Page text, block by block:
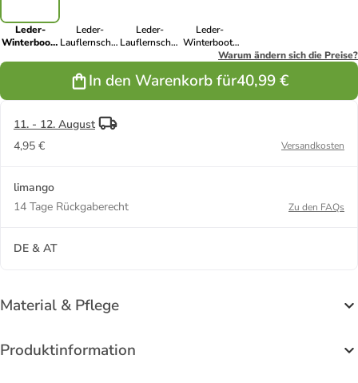
Leder-
Winterboots
Leder-
Lauflernschuhe
Leder-
Lauflernschuhe
Leder-
Winterboots
"Nico" inWarum ändern sich die Preise?
In den Warenkorb für40,99 €
11. - 12. August
4,95 €
Versandkosten
limango
14 Tage Rückgaberecht
Zu den FAQs
DE & AT
Material & Pflege
Produktinformation